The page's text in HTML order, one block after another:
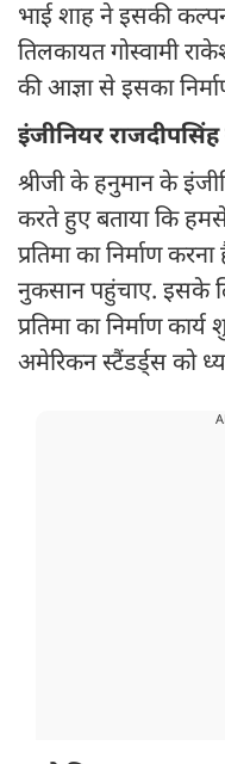
भाई शाह ने इसकी
तिलकायत गोस्वामी
की आज्ञा से इसका
इंजीनियर
श्रीजी के हनुमान के
करते हुए बताया कि
प्रतिमा का निर्माण
नुकसान पहुंचाए. इसके
प्रतिमा का निर्माण
अमेरिकन स्टैंडर्ड्स को